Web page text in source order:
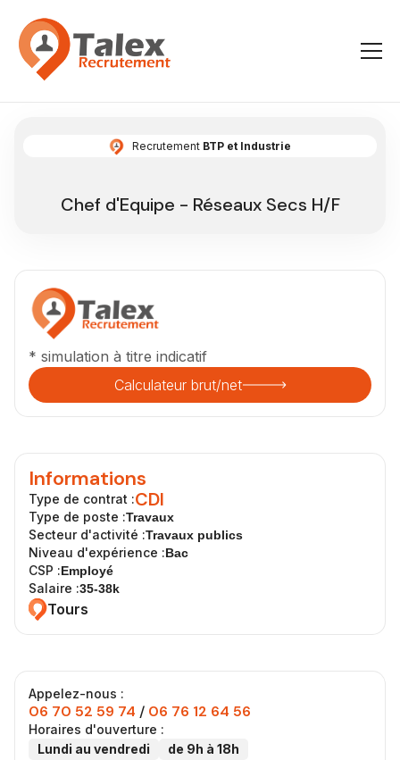
Recrutement BTP et Industrie
Chef d'Equipe - Réseaux Secs H/F
Calculateur brut/net
* simulation à titre indicatif
Informations
Type de contrat :CDI
Type de poste :Travaux
Secteur d'activité :Travaux publics
Niveau d'expérience :Bac
CSP :Employé
Salaire :35-38k
Tours
Appelez-nous :
06 70 52 59 74 / 06 76 12 64 56
Horaires d'ouverture :
Lundi au vendredi
de 9h à 18h